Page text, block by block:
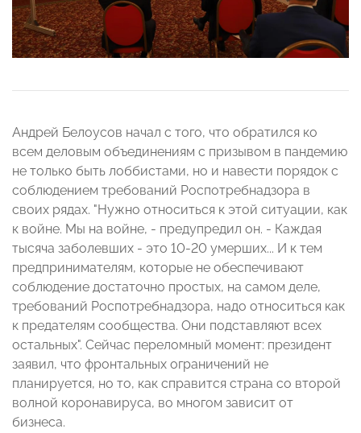
Андрей Белоусов начал с того, что обратился ко
всем деловым объединениям с призывом в пандемию
не только быть лоббистами, но и навести порядок с
соблюдением требований Роспотребнадзора в
своих рядах. "Нужно относиться к этой ситуации, как
к войне. Мы на войне, - предупредил он. - Каждая
тысяча заболевших - это 10-20 умерших... И к тем
предпринимателям, которые не обеспечивают
соблюдение достаточно простых, на самом деле,
требований Роспотребнадзора, надо относиться как
к предателям сообщества. Они подставляют всех
остальных". Сейчас переломный момент: президент
заявил, что фронтальных ограничений не
планируется, но то, как справится страна со второй
волной коронавируса, во многом зависит от
бизнеса.